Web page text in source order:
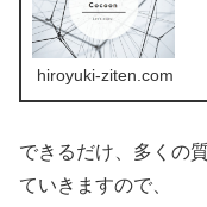
hiroyuki-ziten.com
できるだけ、多くの
ていきますので、